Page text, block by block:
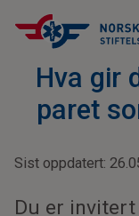
Hva gir
paret
Sist oppdatert:
Du er